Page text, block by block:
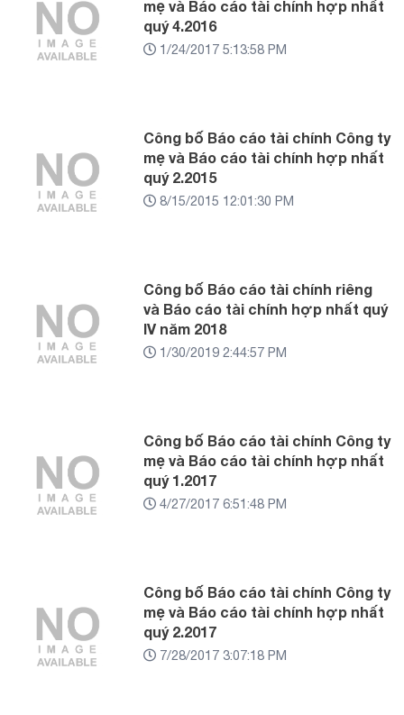
mẹ và Báo cáo tài chính hợp nhất
quý 4.2016
1/24/2017 5:13:58 PM
Công bố Báo cáo tài chính Công ty
mẹ và Báo cáo tài chính hợp nhất
quý 2.2015
8/15/2015 12:01:30 PM
Công bố Báo cáo tài chính riêng
và Báo cáo tài chính hợp nhất quý
IV năm 2018
1/30/2019 2:44:57 PM
Công bố Báo cáo tài chính Công ty
mẹ và Báo cáo tài chính hợp nhất
quý 1.2017
4/27/2017 6:51:48 PM
Công bố Báo cáo tài chính Công ty
mẹ và Báo cáo tài chính hợp nhất
quý 2.2017
7/28/2017 3:07:18 PM